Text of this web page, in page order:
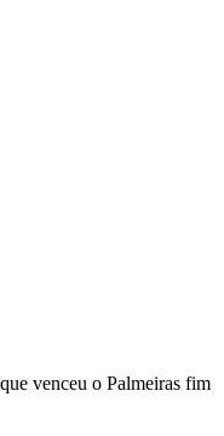
venceu o Palmeiras fim